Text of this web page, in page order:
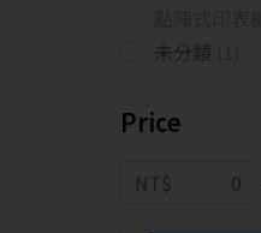
未分類
Price
NT$